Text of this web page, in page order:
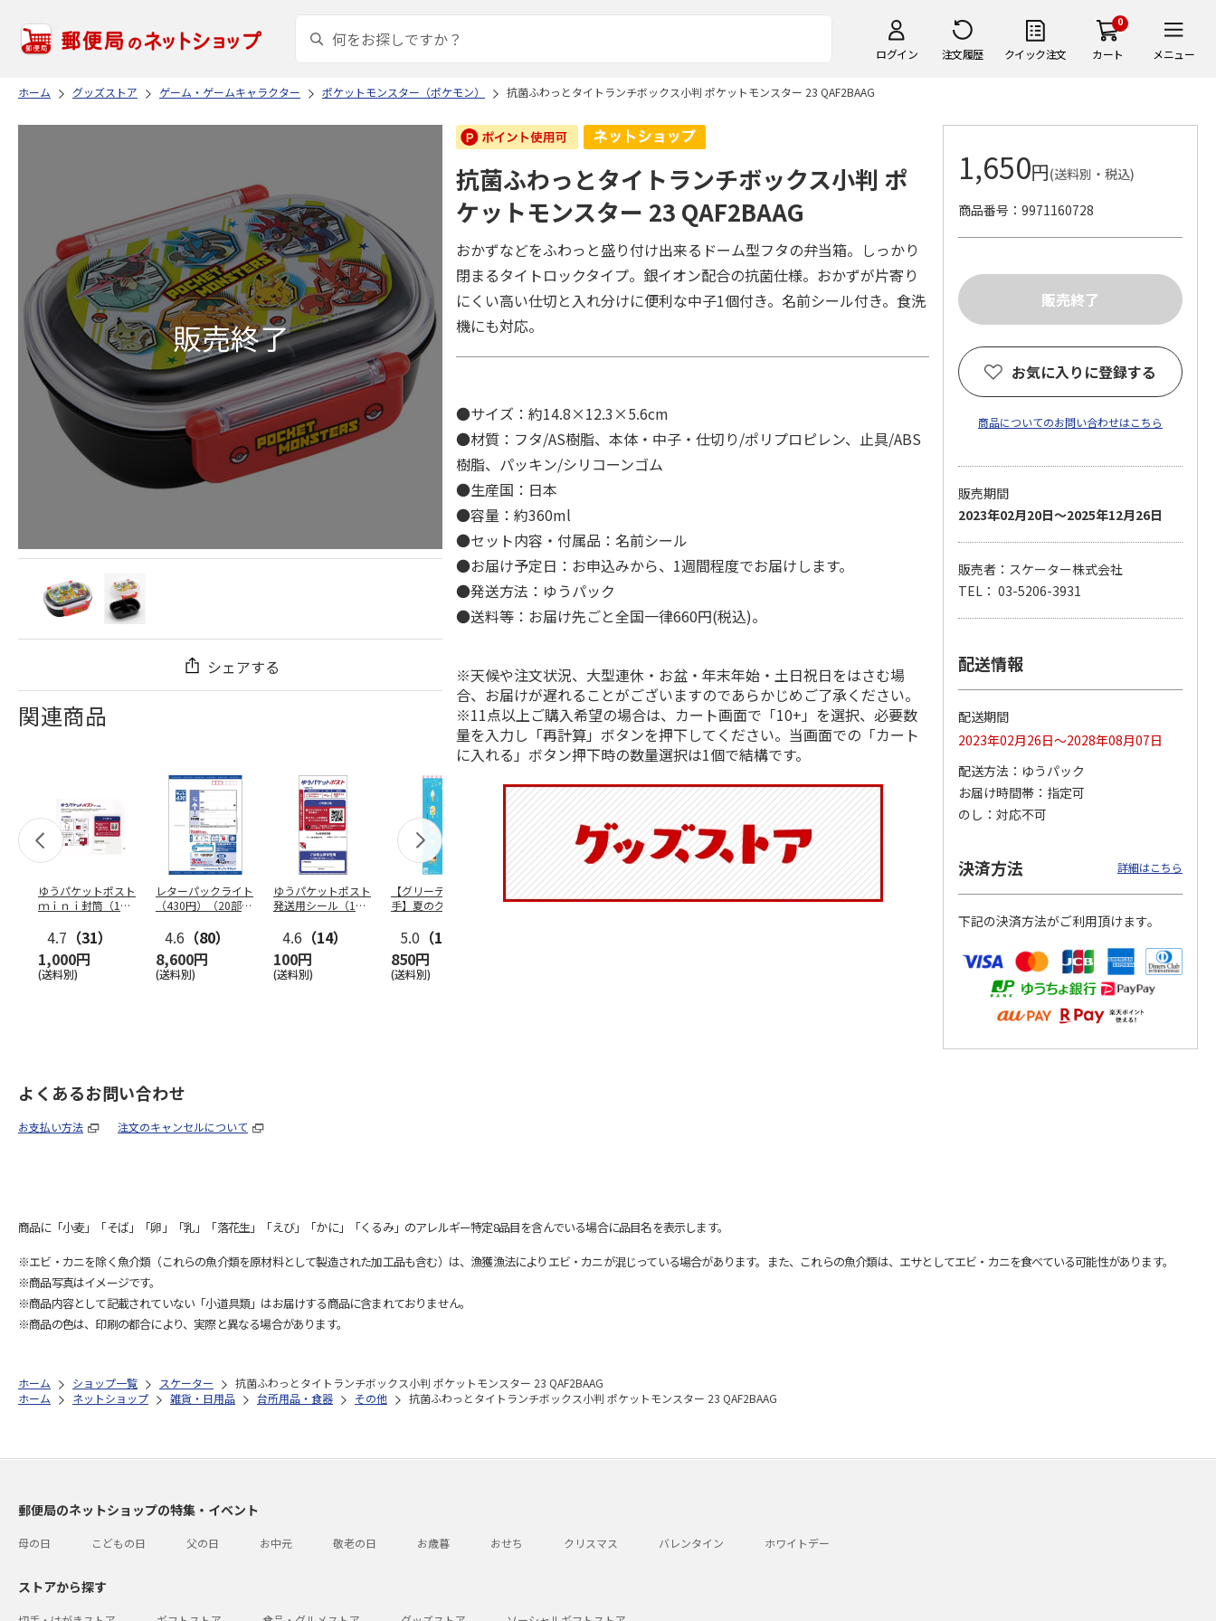
ログイン 注文履歴 クイック注文
0
カート メニュー
ホーム グッズストア ゲーム・ゲームキャラクター ポケットモンスター（ポケモン） 抗菌ふわっとタイトランチボックス小判 ポケットモンスター 23 QAF2BAAG
シェアする
関連商品
ゆうパケットポスト
ｍｉｎｉ封筒（1個
4.7 （31）
1,000円
(送料別)
レターパックライト
（430円）（20部セ
4.6 （80）
8,600円
(送料別)
ゆうパケットポスト
発送用シール（1個
4.6 （14）
100円
(送料別)
【グリーティング切
手】夏のグリーティ
5.0 （10）
850円
(送料別)
【グリーティング切
手】夏のグリーティ
レターパックプラス
（600円）（20部セ
＜お中元＞新つぶら
なオールスターズ
【グリーティング切
手】ハッピーグリー
【グリーティング切
（シンプル）（110
5,500円
(送料別)
【のり式】110円普
ート100枚）
11,000円
(送料別)
抗菌ふわっとタイトランチボックス小判 ポ
ケットモンスター 23 QAF2BAAG
おかずなどをふわっと盛り付け出来るドーム型フタの弁当箱。しっかり
閉まるタイトロックタイプ。銀イオン配合の抗菌仕様。おかずが片寄り
にくい高い仕切と入れ分けに便利な中子1個付き。名前シール付き。食洗
機にも対応。
●サイズ：約14.8×12.3×5.6cm
●材質：フタ/AS樹脂、本体・中子・仕切り/ポリプロピレン、止具/ABS
樹脂、パッキン/シリコーンゴム
●生産国：日本
●容量：約360ml
●セット内容・付属品：名前シール
●お届け予定日：お申込みから、1週間程度でお届けします。
●発送方法：ゆうパック
●送料等：お届け先ごと全国一律660円(税込)。
※天候や注文状況、大型連休・お盆・年末年始・土日祝日をはさむ場
合、お届けが遅れることがございますのであらかじめご了承ください。
※11点以上ご購入希望の場合は、カート画面で「10+」を選択、必要数
量を入力し「再計算」ボタンを押下してください。当画面での「カート
に入れる」ボタン押下時の数量選択は1個で結構です。
1,650円(送料別・税込)
商品番号
9971160728
お気に入りに登録する
商品についてのお問い合わせはこちら
販売期間
2023年02月20日～2025年12月26日
販売者：スケーター株式会社
TEL： 03-5206-3931
配送情報
配送期間
2023年02月26日～2028年08月07日
配送方法
ゆうパック
お届け時間帯
指定可
のし
対応不可
決済方法 詳細はこちら
下記の決済方法がご利用頂けます。
よくあるお問い合わせ
お支払い方法 注文のキャンセルについて
商品に「小麦」「そば」「卵」「乳」「落花生」「えび」「かに」「くるみ」のアレルギー特定8品目を含んでいる場合に品目名を表示します。
※エビ・カニを除く魚介類（これらの魚介類を原材料として製造された加工品も含む）は、漁獲漁法によりエビ・カニが混じっている場合があります。また、これらの魚介類は、エサとしてエビ・カニを食べている可能性があります。
※商品写真はイメージです。
※商品内容として記載されていない「小道具類」はお届けする商品に含まれておりません。
※商品の色は、印刷の都合により、実際と異なる場合があります。
ホーム ショップ一覧 スケーター
抗菌ふわっとタイトランチボックス小判 ポケットモンスター 23 QAF2BAAG
ホーム
ネットショップ 雑貨・日用品 台所用品・食器 その他 抗菌ふわっとタイトランチボックス小判 ポケットモンスター 23 QAF2BAAG
郵便局のネットショップの特集・イベント
母の日 こどもの日 父の日 お中元 敬老の日 お歳暮 おせち クリスマス バレンタイン ホワイトデー
ストアから探す